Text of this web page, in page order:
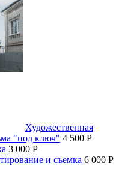
Художественная
"под ключ" 4 500 P
3 000 P
и съемка 6 000 P